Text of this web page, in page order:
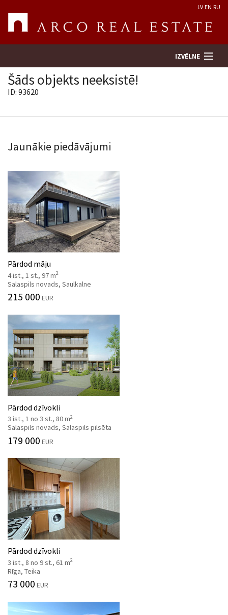
LV EN RU
IZVĒLNE
Uzņēmums
Pakalpojumi
Kontakti
Šāds objekts neeksistē!
ID: 93620
Jaunākie piedāvājumi
Pārdod māju
4 ist., 1 st., 97 m2
Salaspils novads, Saulkalne
215 000 EUR
Pārdod dzīvokli
3 ist., 1 no 3 st., 80 m2
Salaspils novads, Salaspils pilsēta
179 000 EUR
Pārdod dzīvokli
3 ist., 8 no 9 st., 61 m2
Rīga, Teika
73 000 EUR